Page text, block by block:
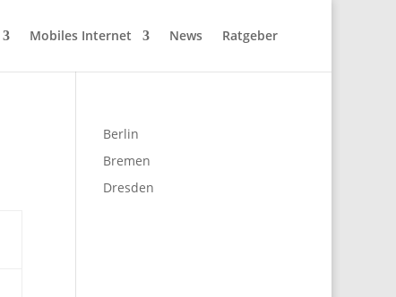
Mobiles Internet News Ratgeber
Berlin
Bremen
Dresden